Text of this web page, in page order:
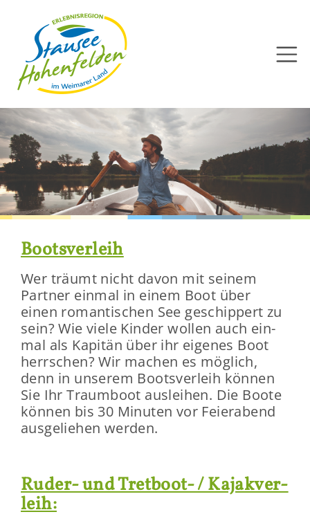
Boots­ver­leih
Wer träumt nicht davon mit sei­nem
Part­ner ein­mal in einem Boot über
einen ro­man­ti­schen See ge­schip­pert zu
sein? Wie viele Kin­der wol­len auch ein­
mal als Ka­pi­tän über ihr ei­ge­nes Boot
herr­schen? Wir ma­chen es mög­lich,
denn in un­se­rem Boots­ver­leih kön­nen
Sie Ihr Traum­boot aus­lei­hen. Die Boote
kön­nen bis 30 Mi­nu­ten vor Fei­er­abend
aus­ge­lie­hen wer­den.
Ruder-​ und Tretboot-​ / Ka­jak­ver­
leih: